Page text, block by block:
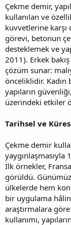
Çekme demir,
kullanılan ve
kuvvetlerine karşı
görevi, betonun
desteklemek ve
2011). Erkek
çözüm sunar:
önceliklidir. Kadın
yapıların
üzerindeki etkiler
Tarihsel ve
Çekme demir
yaygınlaşmasıyla
İlk örnekler,
görüldü.
ülkelerde hem
bir uygulama
araştırmalara
kullanımı,